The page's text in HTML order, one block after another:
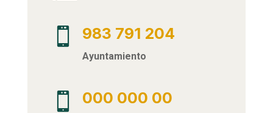
 983 791 204
Ayuntamiento
 000 000 00